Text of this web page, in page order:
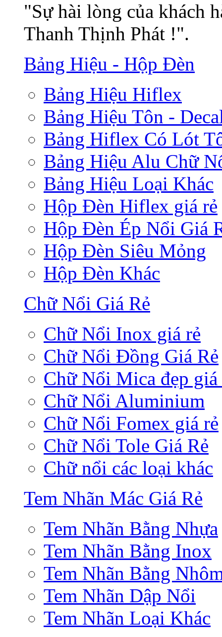
"Sự hài lòng của khách
Thanh Thịnh Phát !".
Bảng Hiệu - Hộp Đèn
Bảng Hiệu Hiflex
Bảng Hiệu Tôn -
Bảng Hiflex Có Lót
Bảng Hiệu Alu Chữ
Bảng Hiệu Loại Khác
Hộp Đèn Hiflex giá rẻ
Hộp Đèn Ép Nổi Giá
Hộp Đèn Siêu Mỏng
Hộp Đèn Khác
Chữ Nổi Giá Rẻ
Chữ Nổi Inox giá rẻ
Chữ Nổi Đồng Giá Rẻ
Chữ Nổi Mica đẹp giá
Chữ Nổi Aluminium
Chữ Nổi Fomex giá rẻ
Chữ Nổi Tole Giá Rẻ
Chữ nổi các loại khác
Tem Nhãn Mác Giá Rẻ
Tem Nhãn Bằng Nhựa
Tem Nhãn Bằng Inox
Tem Nhãn Bằng
Tem Nhãn Dập Nổi
Tem Nhãn Loại Khác